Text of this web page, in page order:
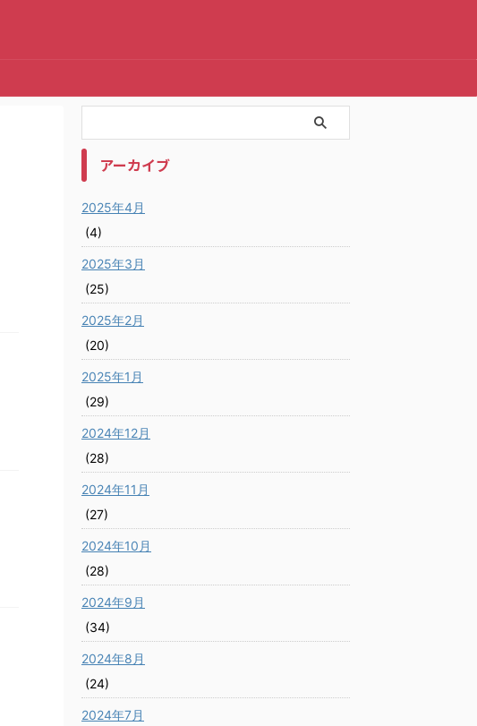
アーカイブ
2025年4月
(4)
2025年3月
(25)
2025年2月
(20)
2025年1月
(29)
2024年12月
(28)
2024年11月
(27)
2024年10月
(28)
2024年9月
(34)
2024年8月
(24)
2024年7月